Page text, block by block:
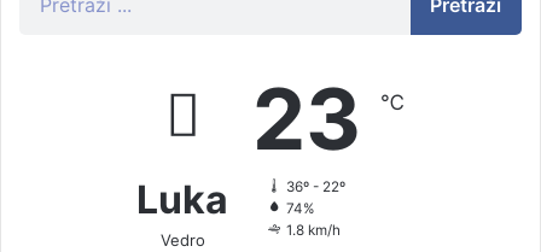
Pretraži
Luka
Vedro
23 ℃
36º - 22º
74%
1.8 km/h